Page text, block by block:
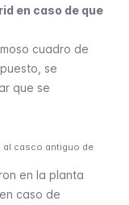
en caso de que
cuadro de
se
que se
al casco antiguo de
en la planta
caso de